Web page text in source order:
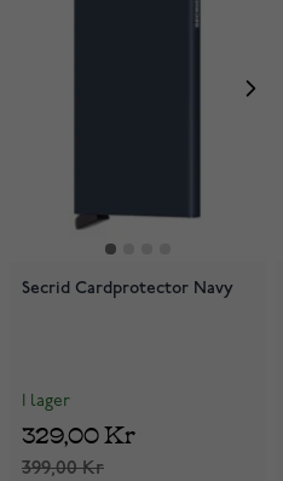
Secrid Cardprotector Navy
I lager
399,00 Kr
329,00 Kr